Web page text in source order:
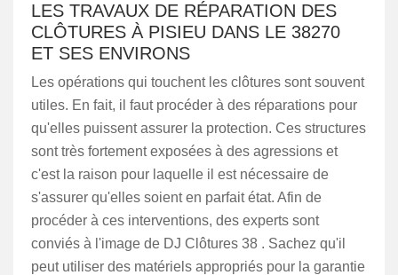
LES TRAVAUX DE RÉPARATION DES
CLÔTURES À PISIEU DANS LE 38270
ET SES ENVIRONS
Les opérations qui touchent les clôtures sont souvent
utiles. En fait, il faut procéder à des réparations pour
qu'elles puissent assurer la protection. Ces structures
sont très fortement exposées à des agressions et
c'est la raison pour laquelle il est nécessaire de
s'assurer qu'elles soient en parfait état. Afin de
procéder à ces interventions, des experts sont
conviés à l'image de DJ Clôtures 38 . Sachez qu'il
peut utiliser des matériels appropriés pour la garantie